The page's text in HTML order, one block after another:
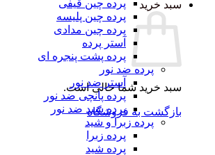
سبد خرید
سبد خرید شما خالی است.
بازگشت به فروشگاه
پرده چین قیفی
پرده چین پلیسه
پرده چین مدادی
آستر پرده
پرده پشت پنجره ای
پرده ضد نور
آستر ضد نور
پرده پانچی ضد نور
پرده شید ضد نور
پرده زبرا و شید
پرده زبرا
پرده شید